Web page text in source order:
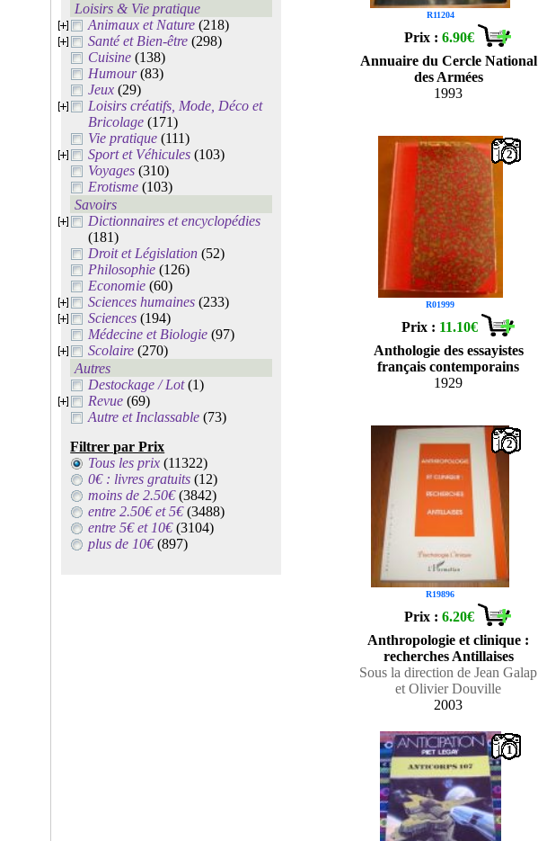
Loisirs & Vie pratique
Animaux et Nature (218)
Santé et Bien-être (298)
Cuisine (138)
Humour(83)
Jeux (29)
Loisirs créatifs, Mode, Déco et
Bricolage (171)
Vie pratique (111)
Sport et Véhicules (103)
Voyages (310)
Erotisme (103)
Savoirs
Dictionnaires et encyclopédies
(181)
Droit et Législation (52)
Philosophie (126)
Economie (60)
Sciences humaines (233)
Sciences (194)
Médecine et Biologie (97)
Scolaire (270)
Autres
Destockage / Lot(1)
Revue (69)
Autre et Inclassable (73)
Filtrer par Prix
Tous les prix(11322)
0€ : livres gratuits (12)
moins de 2.50€(3842)
entre 2.50€ et 5€(3488)
entre 5€ et 10€(3104)
plus de 10€(897)
R11204
Prix :6.90€
Annuaire du Cercle National
des Armées
1993
R01999
2
Prix : 11.10€
Anthologie des essayistes
français contemporains
1929
R19896
2
Prix :6.20€
Anthropologie et clinique :
recherches Antillaises
Sous la direction de Jean Galap
et Olivier Douville
2003
1